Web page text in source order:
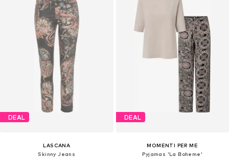
DEAL
LASCANA
Skinny Jeans
DEAL
MOMENTI PER ME
Pyjamas 'La Boheme'